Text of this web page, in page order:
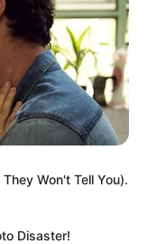
1,078
521
475
463
359
Won't Tell You).
Disaster!